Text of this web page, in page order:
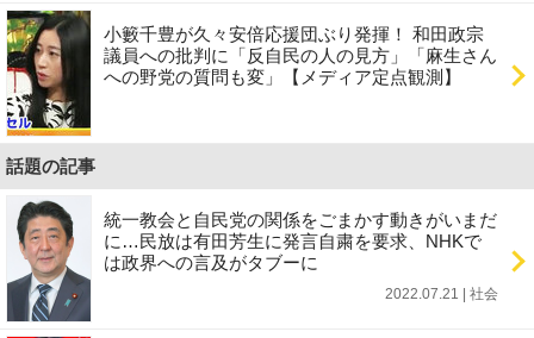
小籔千豊が久々安倍応援団ぶり発揮！ 和田政宗
議員への批判に「反自民の人の見方」「麻生さん
への野党の質問も変」【メディア定点観測】
話題の記事
統一教会と自民党の関係をごまかす動きがいまだ
に…民放は有田芳生に発言自粛を要求、NHKで
は政界への言及がタブーに
2022.07.21 | 社会